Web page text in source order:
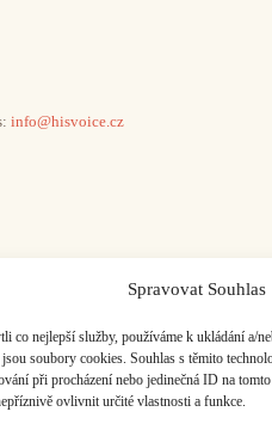
Spravovat Souhlas
co nejlepší služby, používáme k ukládání a/
soubory cookies. Souhlas s těmito
při procházení nebo jedinečná ID na
ovlivnit určité vlastnosti a funkce.
info@hisvoice.cz